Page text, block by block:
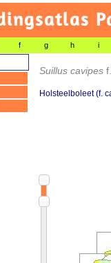
f g h i
Suillus cavipesf.
Holsteelboleet (f.